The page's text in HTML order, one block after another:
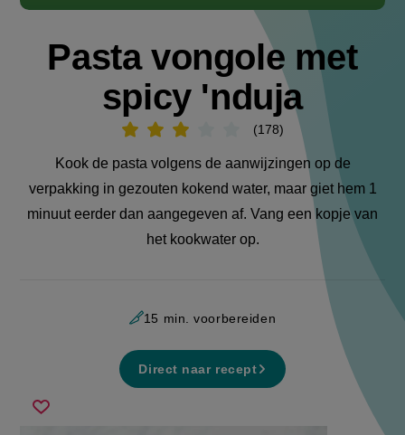
Pasta vongole met
spicy 'nduja
178
'Pasta
vongole
spicy
Kook de pasta volgens de aanwijzingen op de
verpakking in gezouten kokend water, maar giet hem 1
minuut eerder dan aangegeven af. Vang een kopje van
het kookwater op.
15 min. voorbereiden
Direct naar recept
Sla
pasta